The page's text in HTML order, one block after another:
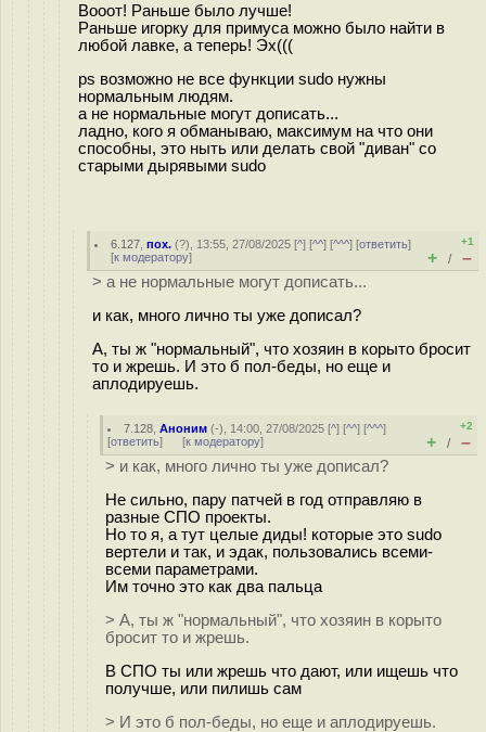
Вооот! Раньше было лучше!
Раньше игорку для примуса можно было найти в
любой лавке, а теперь! Эх(((
ps возможно не все функции sudo нужны
нормальным людям.
а не нормальные могут дописать...
ладно, кого я обманываю, максимум на что они
способны, это ныть или делать свой "диван" со
старыми дырявыми sudo
6.127 ,пох. (?), 13:55, 27/08/2025 [^] [^^] [^^^] [ответить]
[к модератору]
+1
+ / –
> а не нормальные могут дописать...
и как, много лично ты уже дописал?
А, ты ж "нормальный", что хозяин в корыто бросит
то и жрешь. И это б пол-беды, но еще и
аплодируешь.
7.128 ,Аноним (-), 14:00, 27/08/2025 [^] [^^] [^^^]
[ответить] [к модератору]
+2
+ / –
> и как, много лично ты уже дописал?
Не сильно, пару патчей в год отправляю в
разные СПО проекты.
Но то я, а тут целые диды! которые это sudo
вертели и так, и эдак, пользовались всеми-
всеми параметрами.
Им точно это как два пальца
> А, ты ж "нормальный", что хозяин в корыто
бросит то и жрешь.
В СПО ты или жрешь что дают, или ищешь что
получше, или пилишь сам
> И это б пол-беды, но еще и аплодируешь.